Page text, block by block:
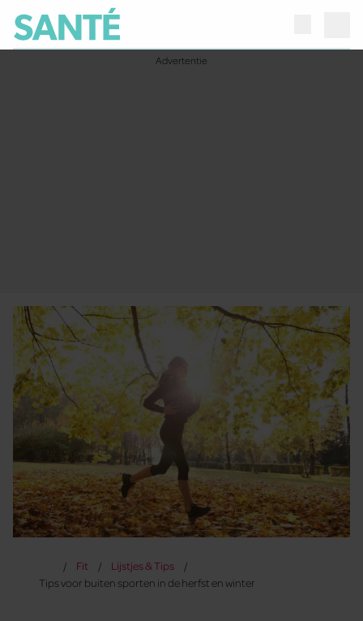
Fit
Lijstjes & Tips
Tips voor buiten sporten in de herfst en winter